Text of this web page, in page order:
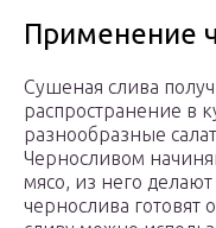
Применение
Сушеная слива
распространение в
разнообразные
Черносливом
мясо, из него
чернослива